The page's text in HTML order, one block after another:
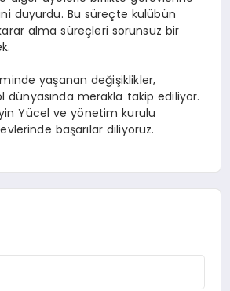
duyurdu. Bu süreçte kulübün
alma süreçleri sorunsuz bir
yaşanan değişiklikler,
merakla takip ediliyor.
Yücel ve yönetim kurulu
başarılar diliyoruz.